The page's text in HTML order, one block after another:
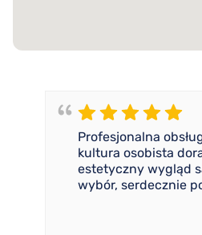
Profesjonalna
kultura osobista
estetyczny wygląd
wybór, serdecznie